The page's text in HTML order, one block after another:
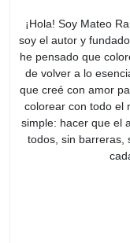
¡Hola! Soy Mateo
soy el autor y
he pensado que
de volver a lo
que creé con amor
colorear con todo el
simple: hacer que el
todos, sin barreras,